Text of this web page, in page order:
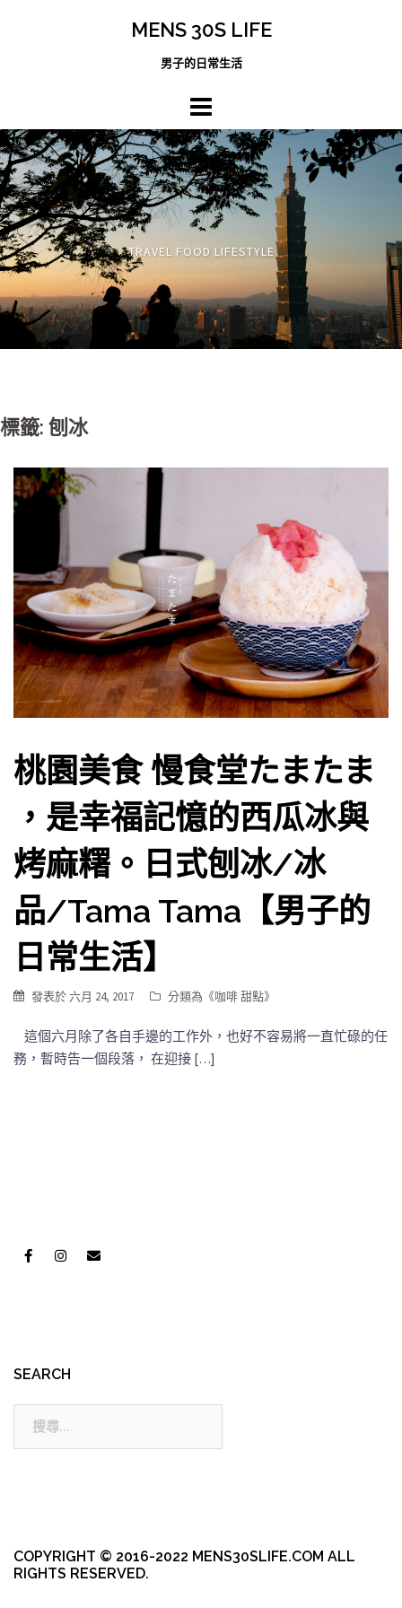
MENS 30S LIFE
男子的日常生活
TRAVEL FOOD LIFESTYLE
標籤: 刨冰
桃園美食 慢食堂たまたま
，是幸福記憶的西瓜冰與
烤麻糬。日式刨冰/冰
品/Tama Tama【男子的
日常生活】
發表於六月 24, 2017 分類為《咖啡 甜點》
這個六月除了各自手邊的工作外，也好不容易將一直忙碌的任
務，暫時告一個段落， 在迎接 […]
SEARCH
COPYRIGHT © 2016-2022 MENS30SLIFE.COM ALL
RIGHTS RESERVED.